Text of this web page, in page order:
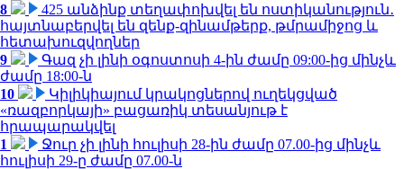
8
425 անձինք տեղափոխվել են ոստիկանություն․
հայտնաբերվել են զենք-զինամթերք, թմրամիջոց և
հետախուզվողներ
9
Գազ չի լինի օգոստոսի 4-ին ժամը 09:00-ից մինչև
ժամը 18:00-ն
10
Կիլիկիայում կրակոցներով ուղեկցված
«ռազբորկայի» բացառիկ տեսանյութ է
հրապարակվել
1
Ջուր չի լինի հուլիսի 28-ին ժամը 07.00-ից մինչև
հուլիսի 29-ը ժամը 07.00-ն